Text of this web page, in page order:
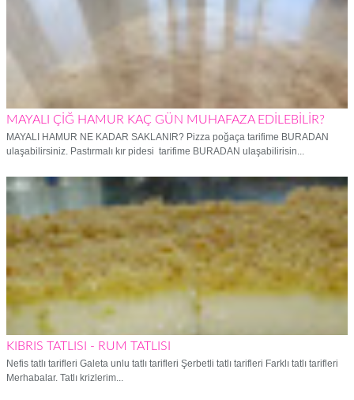
MAYALI ÇİĞ HAMUR KAÇ GÜN MUHAFAZA EDİLEBİLİR?
MAYALI HAMUR NE KADAR SAKLANIR? Pizza poğaça tarifime BURADAN
ulaşabilirsiniz. Pastırmalı kır pidesi tarifime BURADAN ulaşabilirisin...
KIBRIS TATLISI - RUM TATLISI
Nefis tatlı tarifleri Galeta unlu tatlı tarifleri Şerbetli tatlı tarifleri Farklı tatlı tarifleri
Merhabalar. Tatlı krizlerim...